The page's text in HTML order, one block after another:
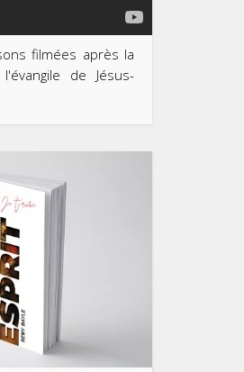
filmées après la
de Jésus-